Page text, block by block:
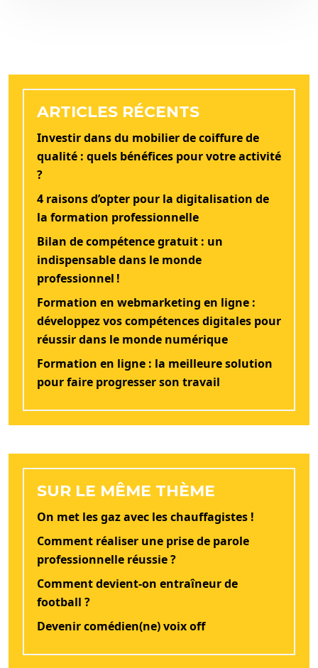
ARTICLES RÉCENTS
Investir dans du mobilier de coiffure de
qualité : quels bénéfices pour votre activité
?
4 raisons d’opter pour la digitalisation de
la formation professionnelle
Bilan de compétence gratuit : un
indispensable dans le monde
professionnel !
Formation en webmarketing en ligne :
développez vos compétences digitales pour
réussir dans le monde numérique
Formation en ligne : la meilleure solution
pour faire progresser son travail
SUR LE MÊME THÈME
On met les gaz avec les chauffagistes !
Comment réaliser une prise de parole
professionnelle réussie ?
Comment devient-on entraîneur de
football ?
Devenir comédien(ne) voix off